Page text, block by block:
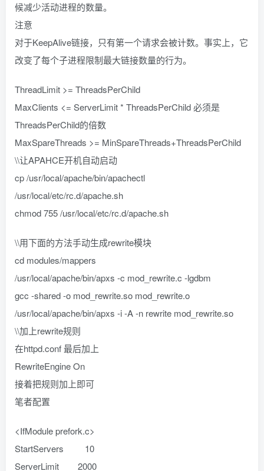
候减少活动进程的数量。
注意
对于KeepAlive链接，只有第一个请求会被计数。事实上，它
改变了每个子进程限制最大链接数量的行为。
ThreadLimit >= ThreadsPerChild
MaxClients <= ServerLimit * ThreadsPerChild 必须是
ThreadsPerChild的倍数
MaxSpareThreads >= MinSpareThreads+ThreadsPerChild
\\让APAHCE开机自动启动
cp /usr/local/apache/bin/apachectl
/usr/local/etc/rc.d/apache.sh
chmod 755 /usr/local/etc/rc.d/apache.sh
\\用下面的方法手动生成rewrite模块
cd modules/mappers
/usr/local/apache/bin/apxs -c mod_rewrite.c -lgdbm
gcc -shared -o mod_rewrite.so mod_rewrite.o
/usr/local/apache/bin/apxs -i -A -n rewrite mod_rewrite.so
\\加上rewrite规则
在httpd.conf 最后加上
RewriteEngine On
接着把规则加上即可
笔者配置
<IfModule prefork.c>
StartServers 10
ServerLimit 2000